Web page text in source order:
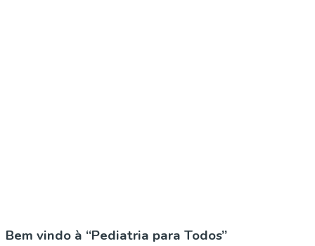
Bem vindo à “Pediatria para Todos”